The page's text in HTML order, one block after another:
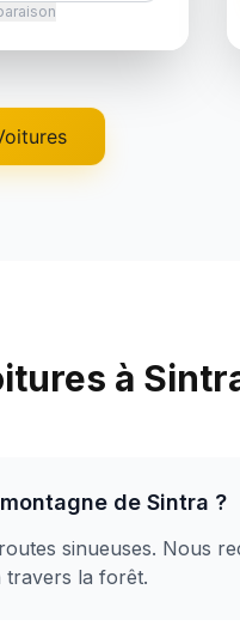
à
de Sintra ?
sinueuses. Nous
travers la forêt.